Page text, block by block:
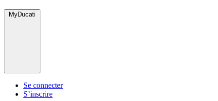
MyDucati
Se connecter
S’inscrire